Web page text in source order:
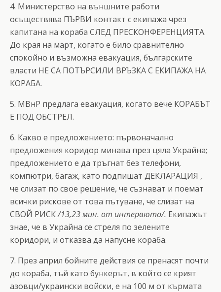
4. Министерство на външните работи
осъществява ПЪРВИ контакт с екипажа чрез
капитана на кораба СЛЕД ПРЕСКОНФЕРЕНЦИЯТА.
До края на март, когато е било сравнително
спокойно и възможна евакуация, българските
власти НЕ СА ПОТЪРСИЛИ ВРЪЗКА С ЕКИПАЖА НА
КОРАБА.
5. МВнР предлага евакуация, когато вече КОРАБЪТ
Е ПОД ОБСТРЕЛ.
6. Какво е предложението: първоначално
предложения коридор минава през цяла Украйна;
предложението е да тръгнат без телефони,
компютри, багаж, като подпишат ДЕКЛАРАЦИЯ ,
че слизат по свое решение, че съзнават и поемат
всички рискове от това пътуване, че слизат на
СВОЙ РИСК/13,23 мин. от интервюто/. Екипажът
знае, че в Украйна се стреля по зелените
коридори, и отказва да напусне кораба.
7. През април бойните действия се пренасят почти
до кораба, тъй като бункерът, в който се крият
азовци/украински войски, е на 100 м от кърмата